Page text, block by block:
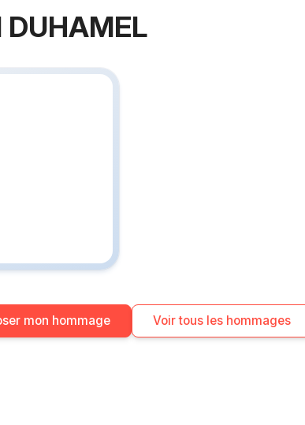
Créez un
Créez un album collaboratif
mon hommage Voir tous les hommages